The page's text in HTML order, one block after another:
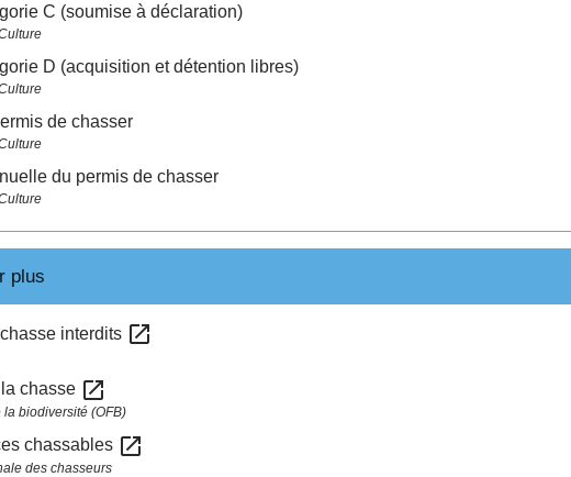
C (soumise à déclaration)
D (acquisition et détention libres)
de chasser
du permis de chasser
plus
interdits open_in_new
chasse open_in_new
la biodiversité (OFB)
chassables open_in_new
des chasseurs